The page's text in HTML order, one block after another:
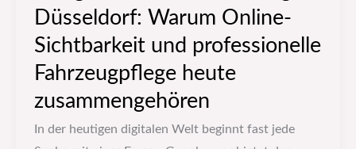
Düsseldorf: Warum Online-
Sichtbarkeit und professionelle
Fahrzeugpflege heute
zusammengehören
In der heutigen digitalen Welt beginnt fast jede